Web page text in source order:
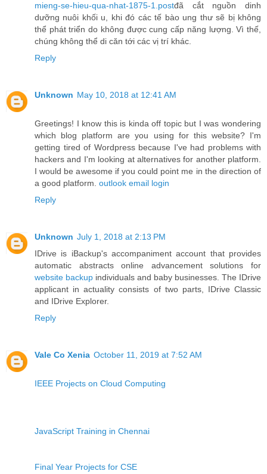
mieng-se-hieu-qua-nhat-1875-1.postđã cắt nguồn dinh
dưỡng nuôi khối u, khi đó các tế bào ung thư sẽ bị không
thể phát triển do không được cung cấp năng lượng. Vì thế,
chúng không thể di căn tới các vị trí khác.
Reply
Unknown May 10, 2018 at 12:41 AM
Greetings! I know this is kinda off topic but I was wondering
which blog platform are you using for this website? I'm
getting tired of Wordpress because I've had problems with
hackers and I'm looking at alternatives for another platform.
I would be awesome if you could point me in the direction of
a good platform. outlook email login
Reply
Unknown July 1, 2018 at 2:13 PM
IDrive is iBackup's accompaniment account that provides
automatic abstracts online advancement solutions for
website backup individuals and baby businesses. The IDrive
applicant in actuality consists of two parts, IDrive Classic
and IDrive Explorer.
Reply
Vale Co Xenia October 11, 2019 at 7:52 AM
IEEE Projects on Cloud Computing
JavaScript Training in Chennai
Final Year Projects for CSE